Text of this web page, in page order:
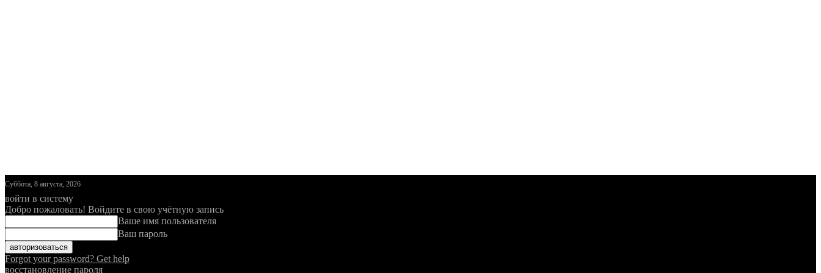
Суббота, 8 августа, 2026
войти в систему
Добро пожаловать! Войдите в свою учётную запись
Ваше имя пользователя
Ваш пароль
Forgot your password? Get help
восстановление пароля